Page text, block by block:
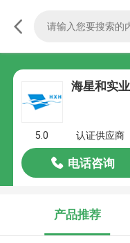
海星和实
5.0 认证供应商
电话咨询
产品推荐